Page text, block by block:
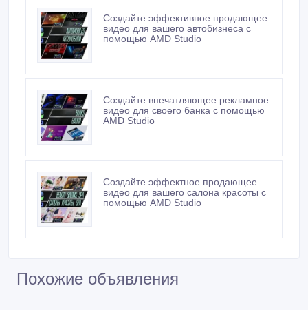
Создайте эффективное продающее
видео для вашего автобизнеса с
помощью AMD Studio
Создайте впечатляющее рекламное
видео для своего банка с помощью
AMD Studio
Создайте эффектное продающее
видео для вашего салона красоты с
помощью AMD Studio
Похожие объявления